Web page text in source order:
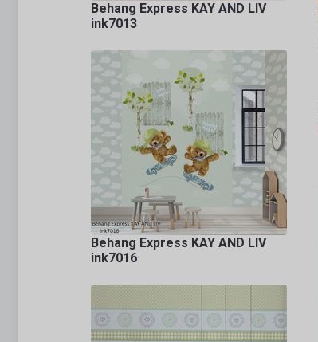
Behang Express KAY AND LIV
ink7013
Behang Express KAY AND LIV
ink7016